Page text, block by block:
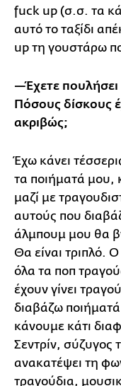
fuck up (σ.σ. τα
αυτό το ταξίδι
up τη γουστάρω
—Έχετε
Πόσους δίσκους
ακριβώς;
Έχω κάνει
τα ποιήματά μου,
μαζί με
αυτούς που
άλμπουμ μου θα
Θα είναι τριπλό.
όλα τα ποπ
έχουν γίνει
διαβάζω
κάνουμε κάτι
Σεντρίν, σύζυγος
ανακατέψει τη
τραγούδια,